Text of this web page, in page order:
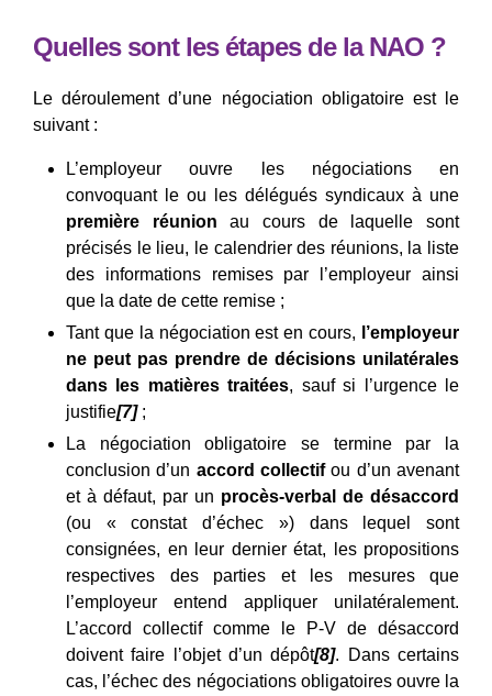
Quelles sont les étapes de la NAO ?
Le déroulement d’une négociation obligatoire est le
suivant :
L’employeur ouvre les négociations en
convoquant le ou les délégués syndicaux à une
première réunionau cours de laquelle sont
précisés le lieu, le calendrier des réunions, la liste
des informations remises par l’employeur ainsi
que la date de cette remise ;
Tant que la négociation est en cours,
l’employeur
ne peut pas prendre de décisions unilatérales
dans les matières traitées, sauf si l’urgence le
justifie[7];
La négociation obligatoire se termine par la
conclusion d’un accord collectifou d’un avenant
et à défaut, par un procès-verbal de désaccord
(ou « constat d’échec ») dans lequel sont
consignées, en leur dernier état, les propositions
respectives des parties et les mesures que
l’employeur entend appliquer unilatéralement.
L’accord collectif comme le P-V de désaccord
doivent faire l’objet d’un dépôt[8]. Dans certains
cas, l’échec des négociations obligatoires ouvre la